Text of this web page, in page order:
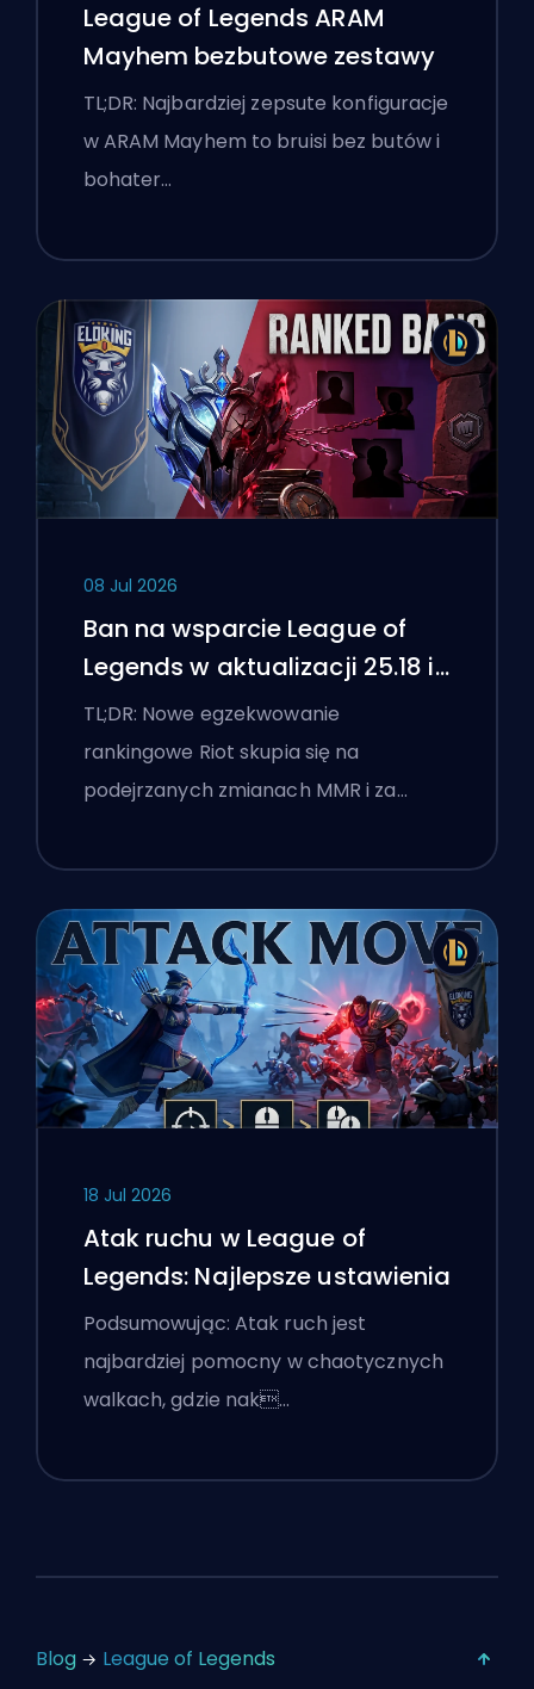
League of Legends ARAM
Mayhem bezbutowe zestawy
TL;DR: Najbardziej zepsute konfiguracje
w ARAM Mayhem to bruisi bez butów i
bohater…
08 Jul 2026
Ban na wsparcie League of
Legends w aktualizacji 25.18 i
flagi boostingu
TL;DR: Nowe egzekwowanie
rankingowe Riot skupia się na
podejrzanych zmianach MMR i za…
18 Jul 2026
Atak ruchu w League of
Legends: Najlepsze ustawienia
Podsumowując: Atak ruch jest
najbardziej pomocny w chaotycznych
walkach, gdzie nak…
Blog League of Legends